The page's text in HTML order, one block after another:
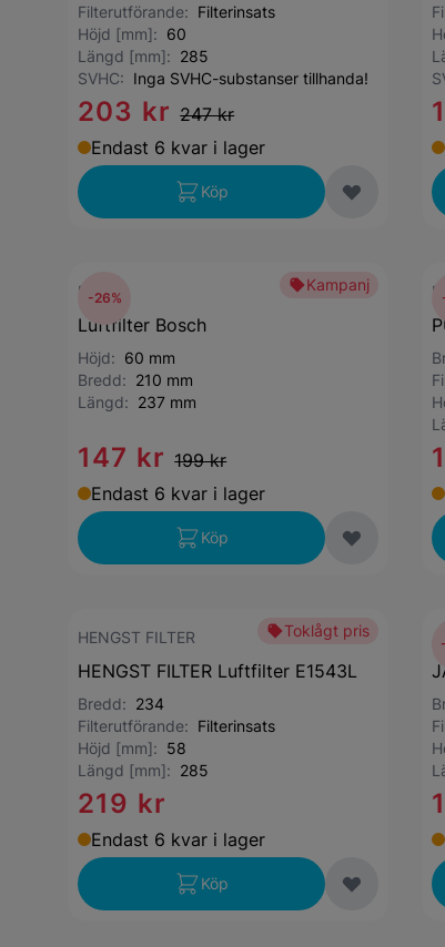
Filterutförande: Filterinsats
Höjd [mm]: 60
Längd [mm]: 285
SVHC: Inga SVHC-substanser tillhanda!
203 kr 247 kr
Endast 6 kvar i lager
Köp
Kampanj
Bosch
Luftfilter Bosch
Höjd: 60 mm
Bredd: 210 mm
Längd: 237 mm
147 kr 199 kr
-26%
Endast 6 kvar i lager
Köp
Toklågt pris
HENGST FILTER
HENGST FILTER Luftfilter E1543L
Bredd: 234
Filterutförande: Filterinsats
Höjd [mm]: 58
Längd [mm]: 285
219 kr
Endast 6 kvar i lager
Köp